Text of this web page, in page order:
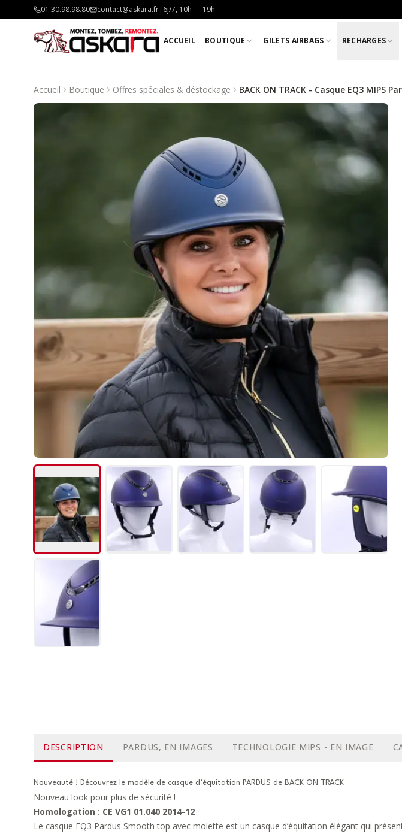
01.30.98.98.80 contact@askara.fr| 6j/7, 10h — 19h
ACCUEIL BOUTIQUE GILETS AIRBAGS RECHARGES
Accueil Boutique Offres spéciales & déstockage BACK ON TRACK - Casque EQ3 MIPS
DESCRIPTION PARDUS, EN IMAGES TECHNOLOGIE MIPS - EN IMAGE
Nouveauté ! Découvrez le modèle de casque d’équitation PARDUS de BACK ON TRACK
Nouveau look pour plus de sécurité !
Homologation : CE VG1 01.040 2014-12
Le casque EQ3 Pardus Smooth top avec molette est un casque d’équitation élégant qui